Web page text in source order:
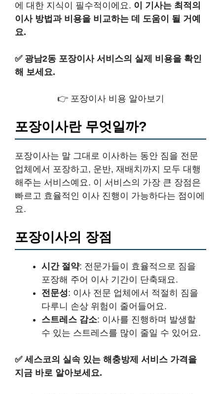
에 대한 지식이 필수적이에요. 이 기사는 최적의
이사 방법과 비용을 비교하는 데 도움이 될 거예
요.
✅ 광남2동 포장이사 서비스의 실제 비용을 확인
해 보세요.
👉 포장이사 비용 알아보기
포장이사란 무엇일까?
포장이사는 말 그대로 이사하는 동안 짐을 전문
업체에서 포장하고, 운반, 재배치까지 모두 대행
해주는 서비스예요. 이 서비스의 가장 큰 장점은
빠르고 효율적인 이사 진행이 가능하다는 점이에
요.
포장이사의 장점
시간 절약: 전문가들이 효율적으로 짐을
포장해 주어 이사 기간이 단축돼요.
전문성: 이사 전문 업체에서 적절히 짐을
다루니 손상 위험이 줄어들어요.
스트레스 감소: 이사를 진행하며 발생할
수 있는 스트레스를 많이 줄일 수 있어요.
✅ 세스코의 실속 있는 해충방제 서비스 가격을
지금 바로 알아보세요.